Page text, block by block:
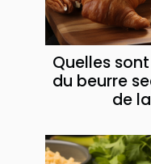
Quelles
du beurre
de